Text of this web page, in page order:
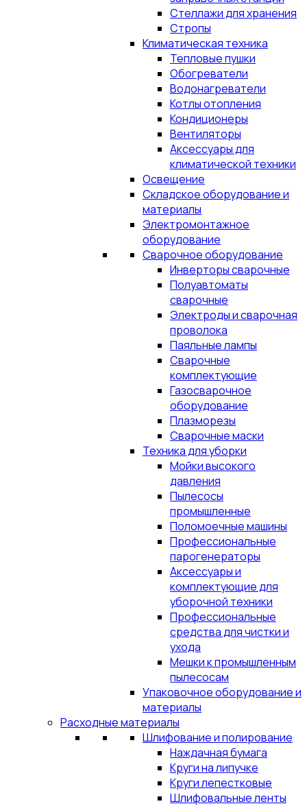
Стеллажи для хранения
Стропы
Климатическая техника
Тепловые пушки
Обогреватели
Водонагреватели
Котлы отопления
Кондиционеры
Вентиляторы
Аксессуары для
климатической техники
Освещение
Складское оборудование и
материалы
Электромонтажное
оборудование
Сварочное оборудование
Инверторы сварочные
Полуавтоматы
сварочные
Электроды и сварочная
проволока
Паяльные лампы
Сварочные
комплектующие
Газосварочное
оборудование
Плазморезы
Сварочные маски
Техника для уборки
Мойки высокого
давления
Пылесосы
промышленные
Поломоечные машины
Профессиональные
парогенераторы
Аксессуары и
комплектующие для
уборочной техники
Профессиональные
средства для чистки и
ухода
Мешки к промышленным
пылесосам
Упаковочное оборудование и
материалы
Расходные материалы
Шлифование и полирование
Наждачная бумага
Круги на липучке
Круги лепестковые
Шлифовальные ленты